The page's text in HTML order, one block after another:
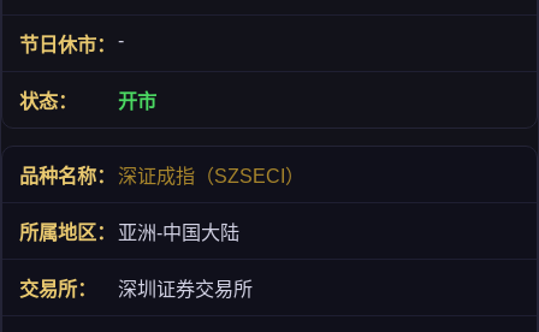
-
开市
深证成指（SZSECI）
亚洲-中国大陆
深圳证券交易所